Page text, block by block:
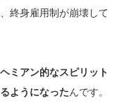
終身雇用制が崩壊して
ミアン的なスピリット
ようになったんです。